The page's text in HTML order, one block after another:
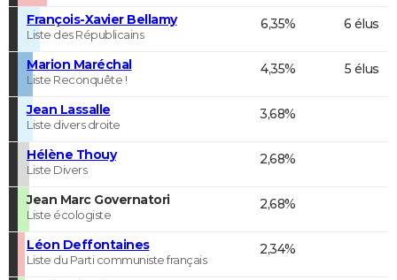
François-Xavier Bellamy
Liste des Républicains
6,35% 6 élus
Marion Maréchal
Liste Reconquête !
4,35% 5 élus
Jean Lassalle
Liste divers droite
3,68%
Hélène Thouy
Liste Divers
2,68%
Jean Marc Governatori
Liste écologiste
2,68%
Léon Deffontaines
Liste du Parti communiste français
2,34%